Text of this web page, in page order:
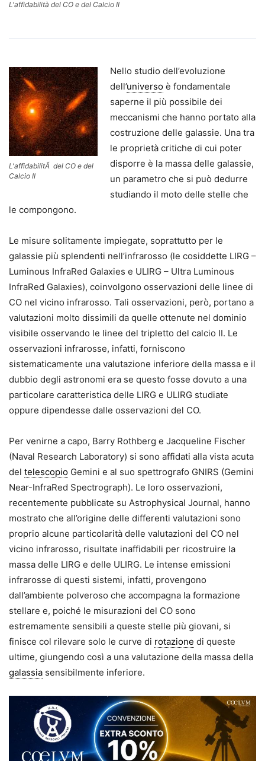
L'affidabilità del CO e del Calcio II
L'affidabilitÃ del CO e del
Calcio II
Nello studio dell’evoluzione
dell’universo è fondamentale
saperne il più possibile dei
meccanismi che hanno portato alla
costruzione delle galassie. Una tra
le proprietà critiche di cui poter
disporre è la massa delle galassie,
un parametro che si può dedurre
studiando il moto delle stelle che
le compongono.
Le misure solitamente impiegate, soprattutto per le
galassie più splendenti nell’infrarosso (le cosiddette LIRG –
Luminous InfraRed Galaxies e ULIRG – Ultra Luminous
InfraRed Galaxies), coinvolgono osservazioni delle linee di
CO nel vicino infrarosso. Tali osservazioni, però, portano a
valutazioni molto dissimili da quelle ottenute nel dominio
visibile osservando le linee del tripletto del calcio II. Le
osservazioni infrarosse, infatti, forniscono
sistematicamente una valutazione inferiore della massa e il
dubbio degli astronomi era se questo fosse dovuto a una
particolare caratteristica delle LIRG e ULIRG studiate
oppure dipendesse dalle osservazioni del CO.
Per venirne a capo, Barry Rothberg e Jacqueline Fischer
(Naval Research Laboratory) si sono affidati alla vista acuta
del telescopio Gemini e al suo spettrografo GNIRS (Gemini
Near-InfraRed Spectrograph). Le loro osservazioni,
recentemente pubblicate su Astrophysical Journal, hanno
mostrato che all’origine delle differenti valutazioni sono
proprio alcune particolarità delle valutazioni del CO nel
vicino infrarosso, risultate inaffidabili per ricostruire la
massa delle LIRG e delle ULIRG. Le intense emissioni
infrarosse di questi sistemi, infatti, provengono
dall’ambiente polveroso che accompagna la formazione
stellare e, poiché le misurazioni del CO sono
estremamente sensibili a queste stelle più giovani, si
finisce col rilevare solo le curve di rotazione di queste
ultime, giungendo così a una valutazione della massa della
galassia sensibilmente inferiore.